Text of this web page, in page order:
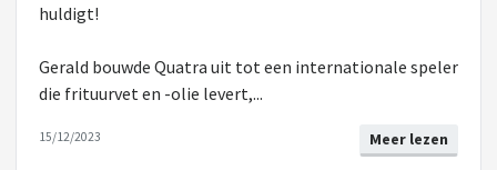
huldigt!
Gerald bouwde Quatra uit tot een internationale speler
die frituurvet en -olie levert,...
Meer lezen
15/12/2023